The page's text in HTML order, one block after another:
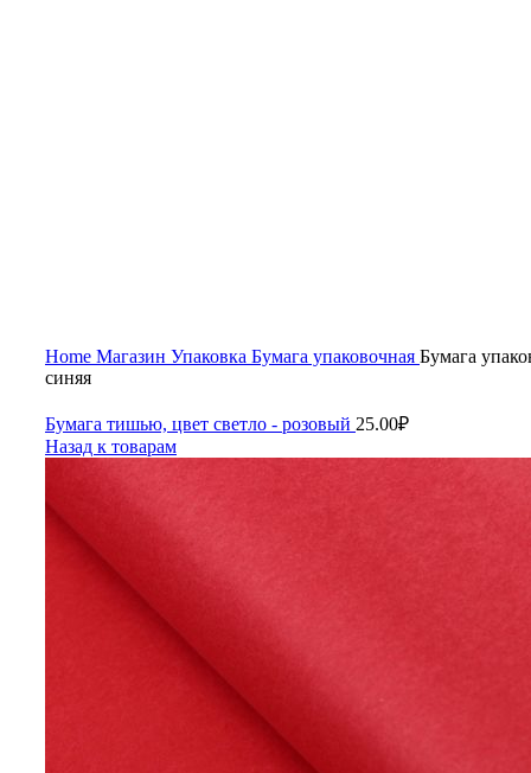
Home Магазин Упаковка Бумага упаковочная Бумага
синяя
Бумага тишью, цвет светло - розовый 25.00₽
Назад к товарам